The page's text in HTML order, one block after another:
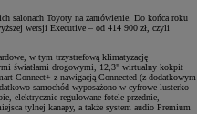
salonach Toyoty na zamówienie. Do końca roku
wersji Executive – od 414 900 zł, czyli
w tym trzystrefową klimatyzację
światłami drogowymi, 12,3" wirtualny kokpit
Connect+ z nawigacją Connected (z dodatkowym
samochód wyposażono w cyfrowe lusterko
elektrycznie regulowane fotele przednie,
tylnej kanapy, a także system audio Premium